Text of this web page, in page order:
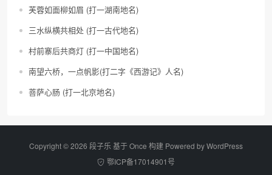
芙蓉如面柳如眉 (打一湖南地名)
三水纵横共相处 (打一古代地名)
村前寨后共商灯 (打一中国地名)
南望六桥，一点帆影(打二字《西游记》人名)
菩萨心肠 (打一北京地名)
Copyright © 2026 段子乐 基于 Once 构建 Powered byWordPress
鄂ICP备17014901号